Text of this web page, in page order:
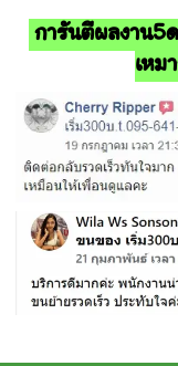
การันตีผลงาน5
เหม